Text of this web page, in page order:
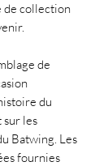
de collection
de
du
sur les
Batwing. Les
fournies